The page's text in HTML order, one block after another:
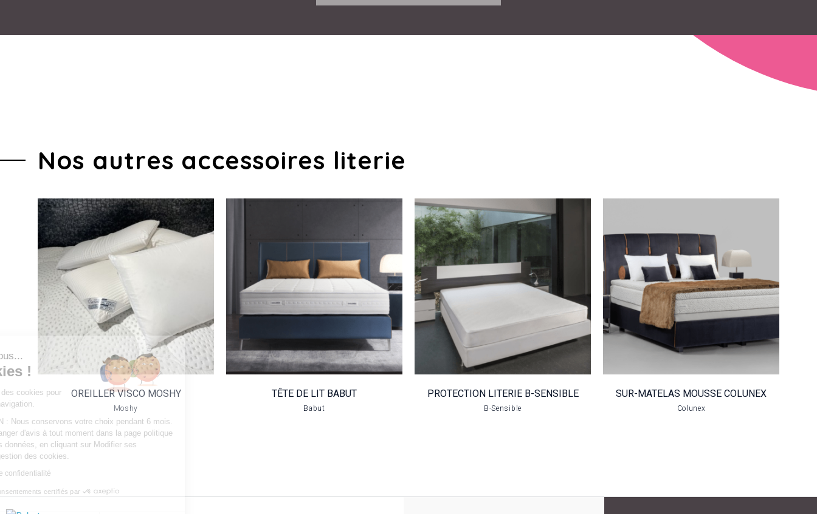
Nos autres accessoires literie
OREILLER VISCO
MOSHY
VOIR LE PRODUIT
OREILLER VISCO MOSHY
Moshy
TÊTE DE LIT
BABUT
VOIR LE PRODUIT
TÊTE DE LIT BABUT
Babut
PROTECTION
LITERIE B-
SENSIBLE
VOIR LE PRODUIT
PROTECTION LITERIE B-SENSIBLE
B-Sensible
SUR-MATELAS
MOUSSE
COLUNEX
VOIR LE PRODUIT
SUR-MATELAS MOUSSE COLUNEX
Colunex
Salut c'est nous...
les Cookies !
Notre site utilise des cookies pour
améliorer votre navigation.
CONSERVATION : Nous conservons votre choix pendant 6 mois.
Vous pouvez changer d'avis à tout moment dans la page politique
de protection des données, en cliquant sur Modifier ses
préférences de gestion des cookies.
Lire la politique de confidentialité
Consentements certifiés par